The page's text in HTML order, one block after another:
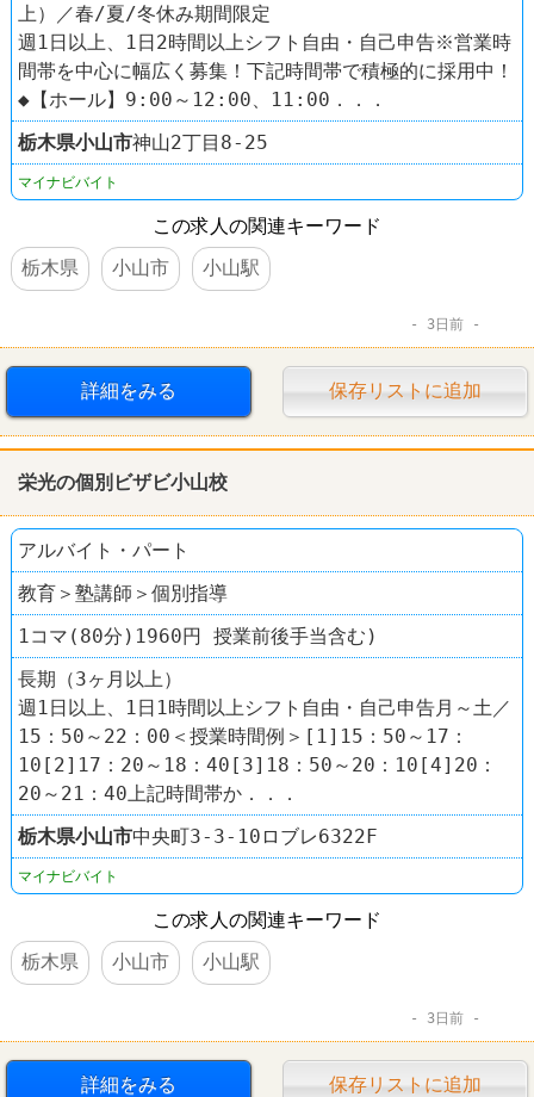
上）／春/夏/冬休み期間限定
週1日以上、1日2時間以上シフト自由・自己申告※営業時
間帯を中心に幅広く募集！下記時間帯で積極的に採用中！
◆【ホール】9:00～12:00、11:00．．．
栃木県小山市神山2丁目8-25
マイナビバイト
この求人の関連キーワード
栃木県
小山市 小山駅
3日前
詳細をみる 保存リストに追加
栄光の個別ビザビ小山校
アルバイト・パート
教育＞塾講師＞個別指導
1コマ(80分)1960円 授業前後手当含む)
長期（3ヶ月以上）
週1日以上、1日1時間以上シフト自由・自己申告月～土／
15：50～22：00＜授業時間例＞[1]15：50～17：
10[2]17：20～18：40[3]18：50～20：10[4]20：
20～21：40上記時間帯か．．．
栃木県小山市中央町3-3-10ロブレ6322F
マイナビバイト
この求人の関連キーワード
栃木県
小山市 小山駅
3日前
詳細をみる 保存リストに追加